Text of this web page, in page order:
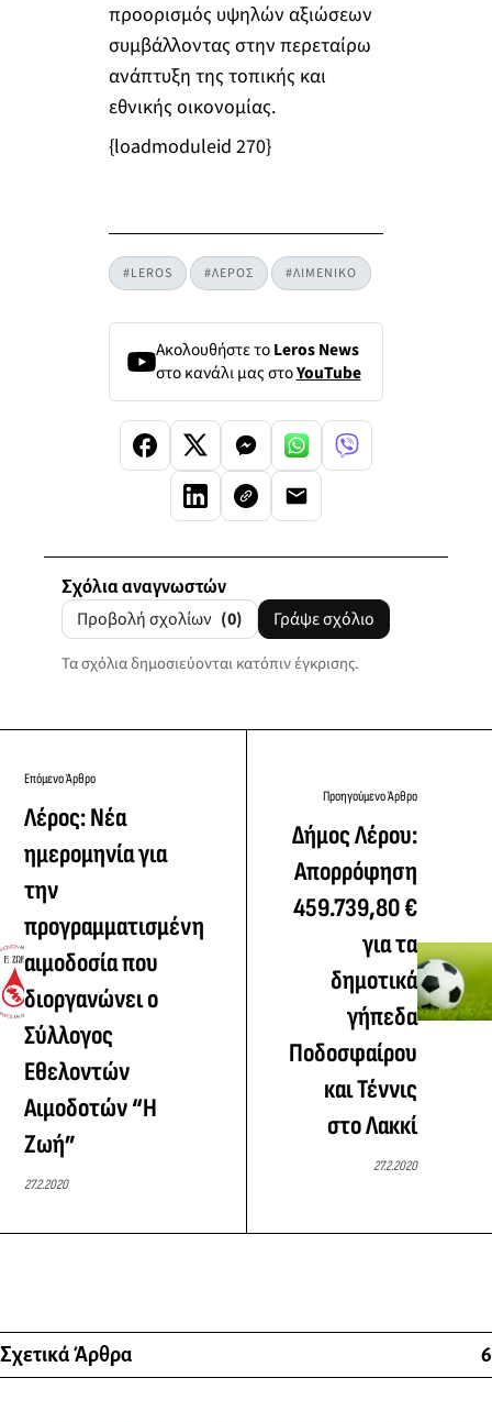
προορισμός υψηλών αξιώσεων
συμβάλλοντας στην περεταίρω
ανάπτυξη της τοπικής και
εθνικής οικονομίας.
{loadmoduleid 270}
#LEROS #ΛΕΡΟΣ #ΛΙΜΕΝΙΚΟ
Ακολουθήστε τοLeros News
στο κανάλι μας στοYouTube
Σχόλια αναγνωστών
Προβολή σχολίων (0) Γράψε σχόλιο
Τα σχόλια δημοσιεύονται κατόπιν έγκρισης.
Επόμενο Άρθρο
Λέρος: Νέα
ημερομηνία για
την
προγραμματισμένη
αιμοδοσία που
διοργανώνει ο
Σύλλογος
Εθελοντών
Αιμοδοτών “Η
Ζωή”
27.2.2020
Προηγούμενο Άρθρο
Δήμος Λέρου:
Απορρόφηση
459.739,80 €
για τα
δημοτικά
γήπεδα
Ποδοσφαίρου
και Τέννις
στο Λακκί
27.2.2020
Σχετικά Άρθρα 6